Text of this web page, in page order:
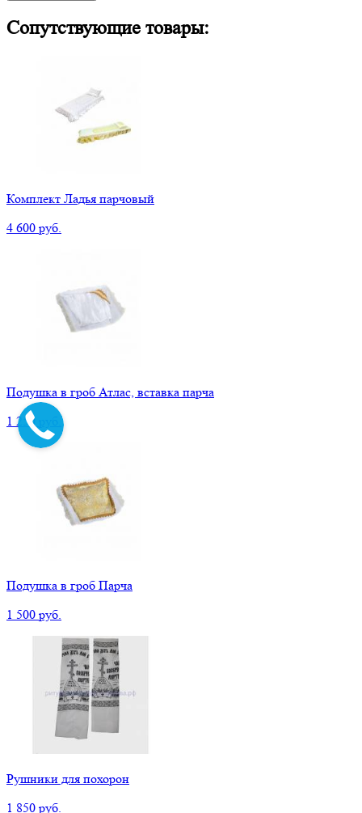
Сопутствующие товары:
Комплект Ладья парчовый
4 600 руб.
Подушка в гроб Атлас, вставка парча
1 250 руб.
Подушка в гроб Парча
1 500 руб.
Рушники для похорон
1 850 руб.